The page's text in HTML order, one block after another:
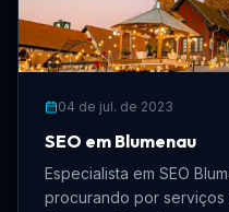
04 de jul. de 2023
SEO em Blumenau
Especialista em SEO
procurando por serviços